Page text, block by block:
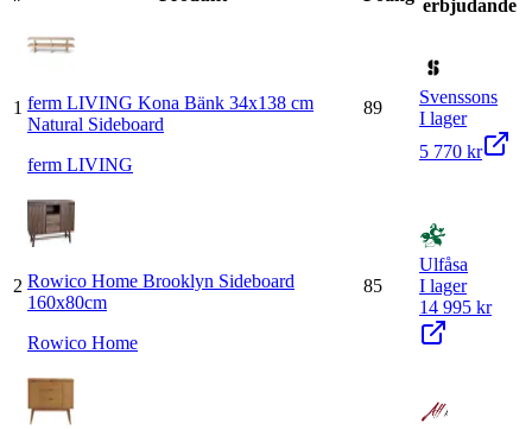
erbjudande
1 ferm LIVING Kona Bänk 34x138 cm
Natural Sideboard
ferm LIVING
89
Svenssons
I lager
5 770 kr
2 Rowico Home Brooklyn Sideboard
160x80cm
Rowico Home
85
Ulfåsa
I lager
14 995 kr